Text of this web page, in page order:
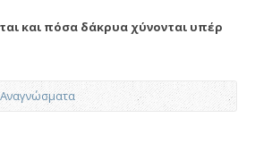
και πόσα δάκρυα χύνονται υπέρ